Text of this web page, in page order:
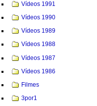
Vídeos 1991
Vídeos 1990
Vídeos 1989
Vídeos 1988
Vídeos 1987
Vídeos 1986
Filmes
3por1